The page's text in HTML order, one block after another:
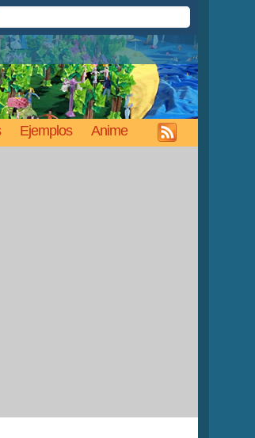
Ejemplos Anime